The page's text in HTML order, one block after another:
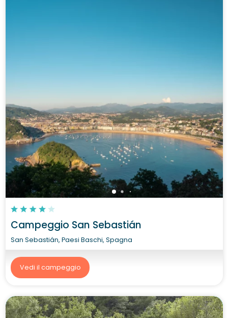
Campeggio San Sebastián
San Sebastián, Paesi Baschi, Spagna
Vedi il campeggio